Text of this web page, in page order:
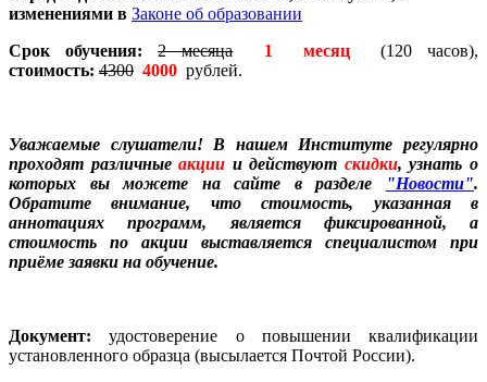
изменениями в Законе об образовании
Срок обучения:2 месяца 1 месяц
(120 часов),
стоимость: 4300 4000 рублей.
Уважаемые слушатели! В нашем Институте регулярно
проходят различныеакции и действуют скидки, узнать о
которых вы можете на сайте в разделе
"Новости".
Обратите внимание, что стоимость, указанная в
аннотациях программ, является фиксированной, а
стоимость по акции выставляется специалистом при
приёме заявки на обучение.
Документ:удостоверение о повышении квалификации
установленного образца (высылается Почтой России).